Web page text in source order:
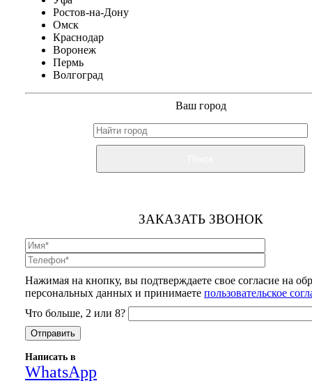
Ростов-на-Дону
Омск
Краснодар
Воронеж
Пермь
Волгоград
Ваш город
ЗАКАЗАТЬ ЗВОНОК
Нажимая на кнопку, вы подтверждаете свое согласие на
персональных данных и принимаете пользовательское
Что больше, 2 или 8?
Написать в
WhatsApp